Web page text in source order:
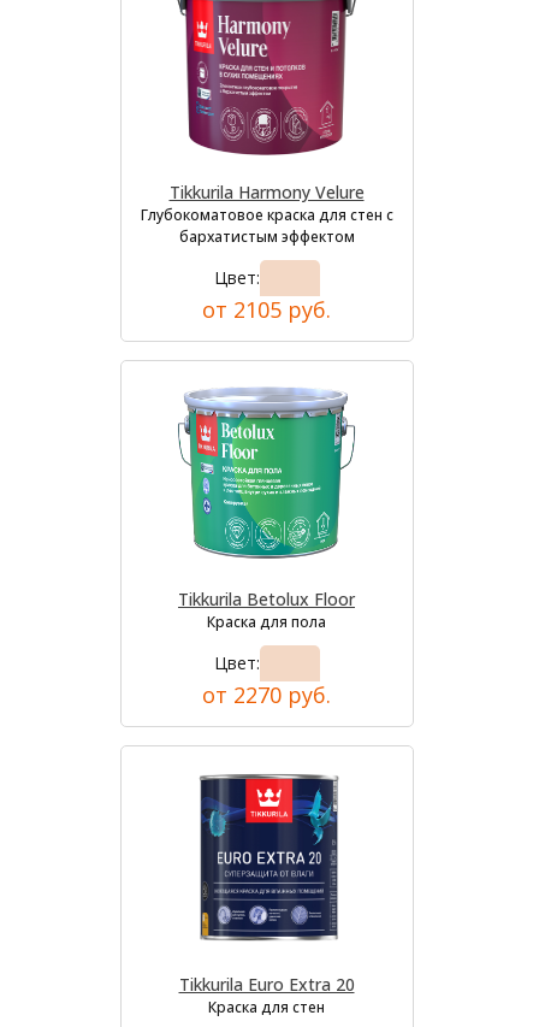
Tikkurila Harmony Velure
Глубокоматовое краска для стен с
бархатистым эффектом
Цвет:
от 2105 руб.
Tikkurila Betolux Floor
Краска для пола
Цвет:
от 2270 руб.
Tikkurila Euro Extra 20
Краска для стен